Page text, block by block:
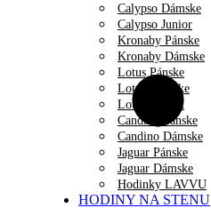
Calypso Dámske
Calypso Junior
Kronaby Pánske
Kronaby Dámske
Lotus Pánske
Lotus Dámske
Lotus Unisex
Candino Pánske
Candino Dámske
Jaguar Pánske
Jaguar Dámske
Hodinky LAVVU
HODINY NA STENU